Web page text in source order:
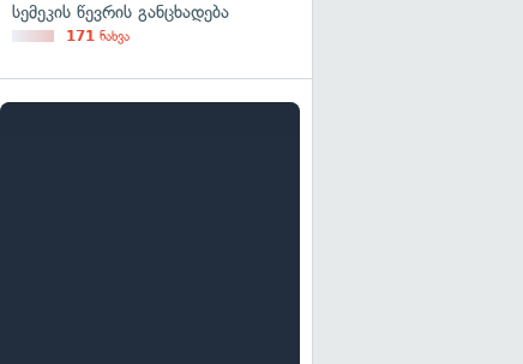
გადახედვა
სემეკის წევრის განცხადება
171 ნახვა